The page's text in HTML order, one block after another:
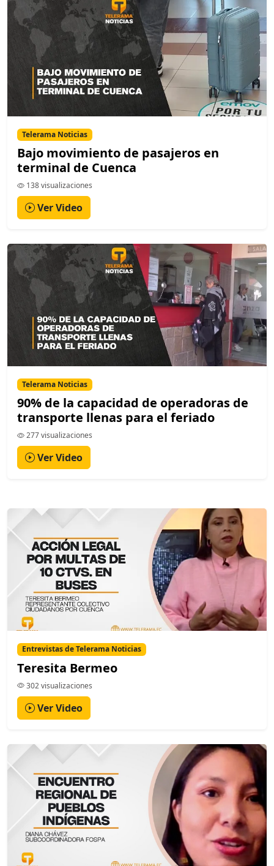
Telerama Noticias
Bajo movimiento de pasajeros en
terminal de Cuenca
138 visualizaciones
Ver Video
Telerama Noticias
90% de la capacidad de operadoras de
transporte llenas para el feriado
277 visualizaciones
Ver Video
Entrevistas de Telerama Noticias
Teresita Bermeo
302 visualizaciones
Ver Video